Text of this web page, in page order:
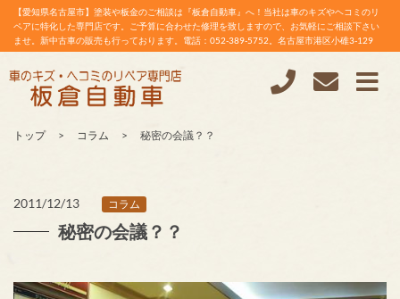
【愛知県名古屋市】塗装や板金のご相談は『板倉自動車』へ！当社は車のキズやヘコミのリ
ペアに特化した専門店です。ご予算に合わせた修理を致しますので、お気軽にご相談下さい
ませ。新中古車の販売も行っております。電話：052-389-5752。名古屋市港区小碓3-129
トップ コラム 秘密の会議？？
2011/12/13 コラム
秘密の会議？？